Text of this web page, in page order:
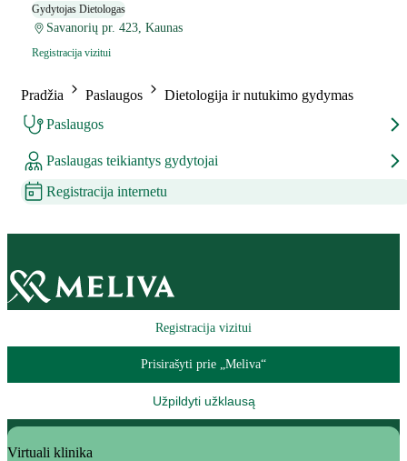
Gydytojas Dietologas
Savanorių pr. 423, Kaunas
Registracija vizitui
Pradžia Paslaugos
Dietologija ir nutukimo gydymas
Paslaugos
Paslaugas teikiantys gydytojai
Registracija internetu
Registracija vizitui
Prisirašyti prie „Meliva“
Užpildyti užklausą
Virtuali klinika